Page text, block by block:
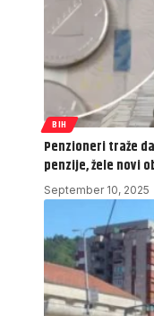
BIH
Penzioneri traže
penzije, žele novi
September 10, 2025